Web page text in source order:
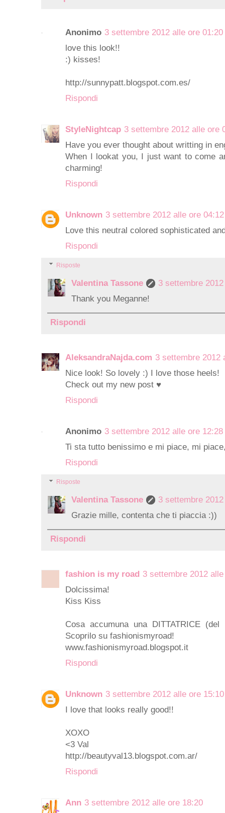
Anonimo 3 settembre 2012 alle ore 01:20
love this look!!
:) kisses!
http://sunnypatt.blogspot.com.es/
Rispondi
StyleNightcap 3 settembre 2012 alle ore
Have you ever thought about writting in
When I lookat you, I just want to come
charming!
Rispondi
Unknown 3 settembre 2012 alle ore 04:12
Love this neutral colored sophisticated
Rispondi
Risposte
Valentina Tassone
3 settembre
Thank you Meganne!
Rispondi
AleksandraNajda.com 3 settembre 2012
Nice look! So lovely :) I love those heels!
Check out my new post ♥
Rispondi
Anonimo 3 settembre 2012 alle ore 12:28
Ti sta tutto benissimo e mi piace, mi
Rispondi
Risposte
Valentina Tassone
3 settembre
Grazie mille, contenta che ti piaccia :))
Rispondi
fashion is my road 3 settembre 2012
Dolcissima!
Kiss Kiss
Cosa accumuna una DITTATRICE
Scoprilo su fashionismyroad!
www.fashionismyroad.blogspot.it
Rispondi
Unknown 3 settembre 2012 alle ore 15:10
I love that looks really good!!
XOXO
<3 Val
http://beautyval13.blogspot.com.ar/
Rispondi
Ann 3 settembre 2012 alle ore 18:20